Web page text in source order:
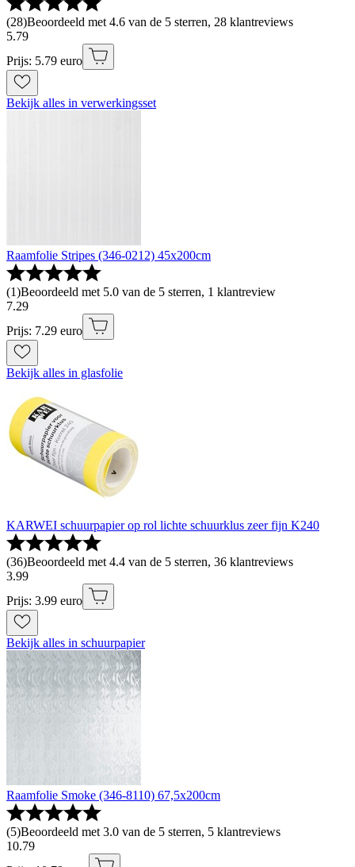
(28)Beoordeeld met 4.6 van de 5 sterren, 28 klantreviews
5.79
Prijs: 5.79 euro
Bekijk alles in verwerkingsset
Raamfolie Stripes (346-0212) 45x200cm
(1)Beoordeeld met 5.0 van de 5 sterren, 1 klantreview
7.29
Prijs: 7.29 euro
Bekijk alles in glasfolie
KARWEI schuurpapier op rol lichte schuurklus zeer fijn K240
(36)Beoordeeld met 4.4 van de 5 sterren, 36 klantreviews
3.99
Prijs: 3.99 euro
Bekijk alles in schuurpapier
Raamfolie Smoke (346-8110) 67,5x200cm
(5)Beoordeeld met 3.0 van de 5 sterren, 5 klantreviews
10.79